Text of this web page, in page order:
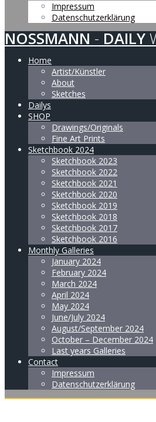
Impressum
Datenschutzerklärung
NOSSMANN - DAILY
Home
Artist/Künstler
About
Sketches
Dailys
SHOP
Drawings/Originals
Fine Art Prints
Sketchbook 2024
Sketchbook 2023
Sketchbook 2022
Sketchbook 2021
Sketchbook 2020
Sketchbook 2019
Sketchbook 2018
Sketchbook 2017
Sketchbook 2016
Monthly Galleries
January 2024
February 2024
March 2024
April 2024
May 2024
June/July 2024
August/September 2024
October – December 2024
Last years Galleries
Contact
Impressum
Datenschutzerklärung